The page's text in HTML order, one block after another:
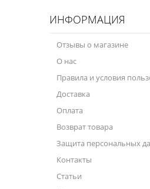
Садовая программа
Промышленная программа
Зимняя программа
ИНФОРМАЦИЯ
Отзывы о магазине
О нас
Правила и условия
Доставка
Оплата
Возврат товара
Защита персональных
Контакты
Статьи